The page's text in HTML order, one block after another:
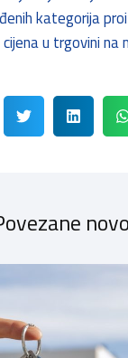
kategorija
u trgovini na